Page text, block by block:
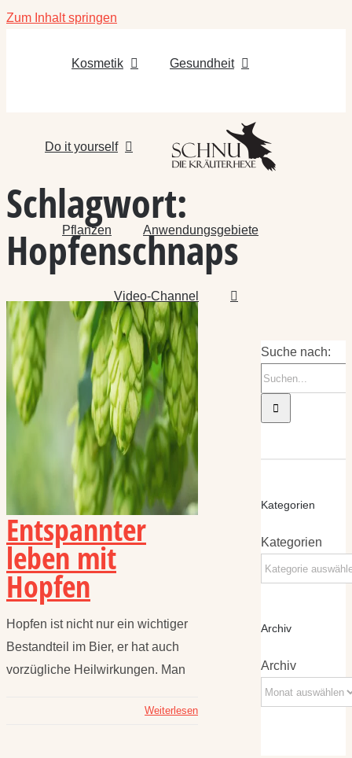
Zum Inhalt springen
Kosmetik Gesundheit
Do it yourself
Pflanzen Anwendungsgebiete
Video-Channel
Schlagwort:
Hopfenschnaps
Entspannter
leben mit
Hopfen
Hopfen ist nicht nur ein wichtiger
Bestandteil im Bier, er hat auch
vorzügliche Heilwirkungen. Man
Weiterlesen
Suche nach:
Kategorien
Kategorien
Archiv
Archiv